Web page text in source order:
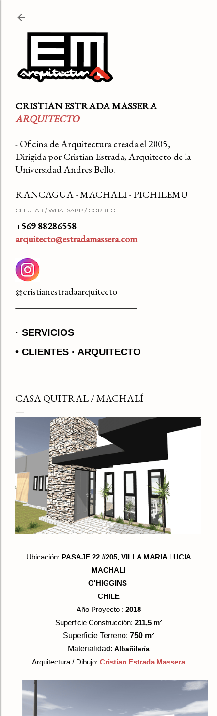
CRISTIAN ESTRADA MASSERA
ARQUITECTO
- Oficina de Arquitectura creada el 2005,
Dirigida por Cristian Estrada, Arquitecto de la
Universidad Andres Bello.
RANCAGUA - MACHALI - PICHILEMU
CELULAR / WHATSAPP / CORREO ::
+569 88286558
arquitecto@estradamassera.com
@cristianestradaarquitecto
SERVICIOS
• CLIENTES
ARQUITECTO
CASA QUITRAL / MACHALÍ
Ubicación: PASAJE 22 #205, VILLA MARIA LUCIA
MACHALI
O'HIGGINS
CHILE
Año Proyecto : 2018
Superficie Construcción: 211,5m²
Superficie Terreno: 750 m²
Materialidad: Albañilería
Arquitectura / Dibujo: Cristian Estrada Massera